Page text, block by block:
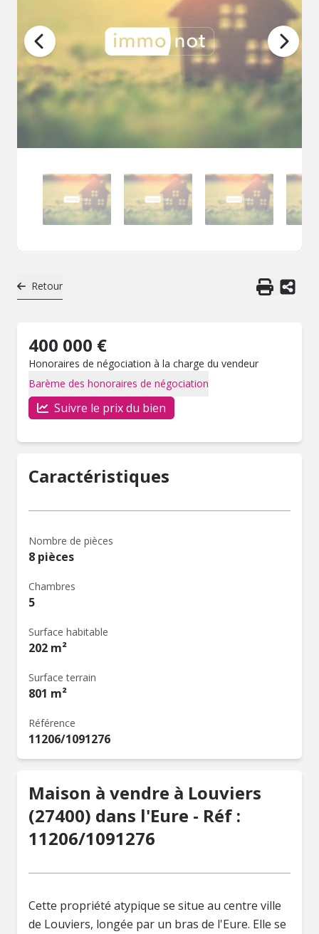
Retour
400 000 €
Honoraires de négociation à la charge du vendeur
Barème des honoraires de négociation
Suivre le prix du bien
Caractéristiques
Nombre de pièces
8 pièces
Chambres
5
Surface habitable
202 m²
Surface terrain
801 m²
Référence
11206/1091276
Maison à vendre à Louviers
(27400) dans l'Eure - Réf :
11206/1091276
Cette propriété atypique se situe au centre ville
de Louviers, longée par un bras de l'Eure. Elle se